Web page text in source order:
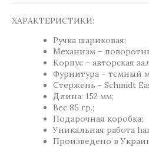
ХАРАКТЕРИСТИКИ:
Ручка шариковая;
Механизм –
Корпус – авторская
Фурнитура – темный
Стержень - Schmidt
Длина: 152 мм;
Вес 85 гр.;
Подарочная коробка;
Уникальная работа
Произведено в